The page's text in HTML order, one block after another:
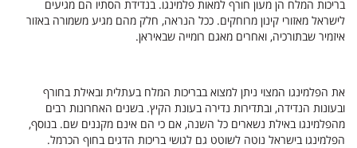
בריכות המלח הן מעון חורף למאות פלמינגו. בנדידת הסתיו הם מגיעים
לישראל מאזורי קינון מרוחקים. ככל הנראה, חלק מהם מגיע משמורה באזור
איזמיר שבתורכיה, ואחרים מאגם רומייה שבאיראן.
את הפלמינגו המצוי ניתן למצוא בבריכות המלח בעתלית ובאילת בחורף
ובעונות הנדידה, ובתדירות נדירה בעונת הקיץ. בשנים האחרונות רבים
מהפלמינגו באילת נשארים כל השנה, אם כי הם אינם מקננים שם. בנוסף,
הפלמינגו בישראל נוטה לשוטט גם לגושי בריכות הדגים בחוף הכרמל.